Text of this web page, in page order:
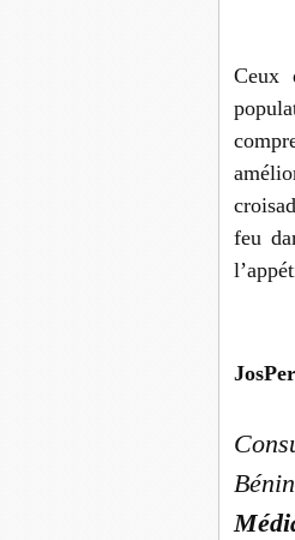
Ceux
feu